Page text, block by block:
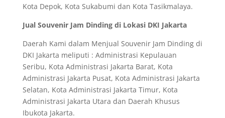
Kota Depok, Kota Sukabumi dan Kota Tasikmalaya.
Jual Souvenir Jam Dinding di Lokasi DKI Jakarta
Daerah Kami dalam Menjual Souvenir Jam Dinding di
DKI Jakarta meliputi : Administrasi Kepulauan
Seribu, Kota Administrasi Jakarta Barat, Kota
Administrasi Jakarta Pusat, Kota Administrasi Jakarta
Selatan, Kota Administrasi Jakarta Timur, Kota
Administrasi Jakarta Utara dan Daerah Khusus
Ibukota Jakarta.